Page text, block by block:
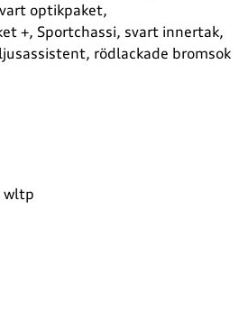
optikpaket,
+, Sportchassi, svart innertak,
rödlackade bromsok
wltp